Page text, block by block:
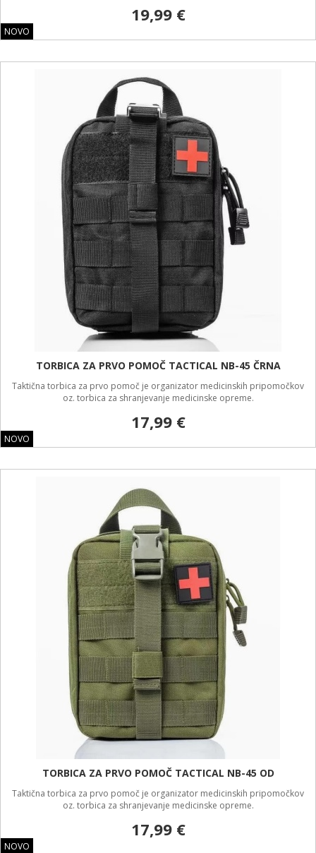
NOVO
19,99 €
NOVO
TORBICA ZA PRVO POMOČ TACTICAL NB-45 ČRNA
Taktična torbica za prvo pomoč je organizator medicinskih pripomočkov
oz. torbica za shranjevanje medicinske opreme.
17,99 €
NOVO
TORBICA ZA PRVO POMOČ TACTICAL NB-45 OD
Taktična torbica za prvo pomoč je organizator medicinskih pripomočkov
oz. torbica za shranjevanje medicinske opreme.
17,99 €